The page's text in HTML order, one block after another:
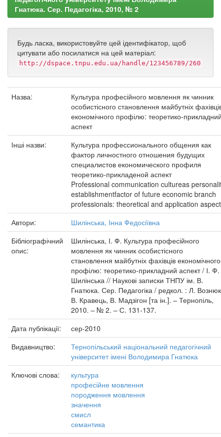
Гнатюка. Сер. Педагогіка, 2010, № 2
Будь ласка, використовуйте цей ідентифікатор, щоб
цитувати або посилатися на цей матеріал:
http://dspace.tnpu.edu.ua/handle/123456789/260
Назва:
Культура професійного мовлення як чинник
особистісного становлення майбутніх
економічного профілю: теоретико-
аспект
Інші назви:
Культура профессионального общения как
фактор личностного отношения будущих
специалистов економического профиля
теоретико-прикладеной аспект
Professional communication cultureas
establishmentfactor of future economic branch
professionals: theoretical and application aspect
Автори:
Шилінська, Інна Федосіївна
Бібліографічний
опис:
Шилінська, І. Ф. Культура професійного
мовлення як чинник особистісного
становлення майбутніх фахівців економічного
профілю: теоретико-прикладний аспект / І. Ф.
Шилінська // Наукові записки ТНПУ ім. В.
Гнатюка. Сер. Педагогіка / редкол. : Л.
В. Кравець, В. Мадзігон [та ін.]. – Тернопіль,
2010. – № 2. – С. 131-137.
Дата публікації:
сер-2010
Видавництво:
Тернопільський національний педагогічний
університет імені Володимира Гнатюка
Ключові слова:
культура
професійне мовлення
породження мовлення
значення
смисл
семантика